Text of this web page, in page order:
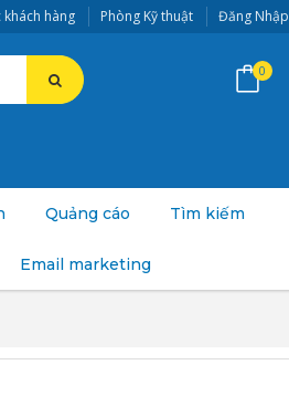
khách hàng Phòng Kỹ thuật Đăng Nhập
0
Quảng cáo Tìm kiếm
Email marketing